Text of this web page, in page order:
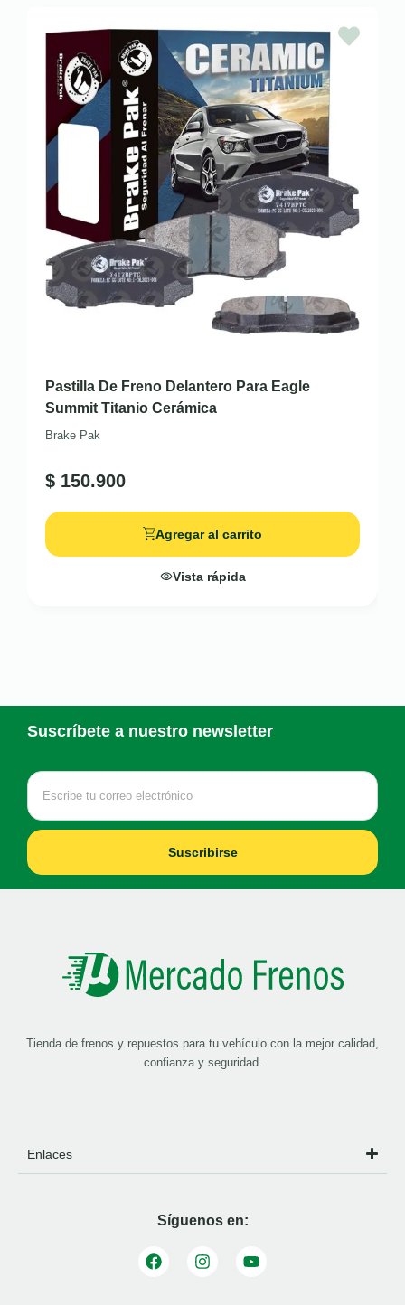
Pastilla De Freno Delantero Para Eagle
Summit Titanio Cerámica
Brake Pak
$ 150.900
Agregar al carrito
Vista rápida
Suscríbete a nuestro newsletter
Suscribirse
Tienda de frenos y repuestos para tu vehículo con la mejor calidad,
confianza y seguridad.
Enlaces
Síguenos en: